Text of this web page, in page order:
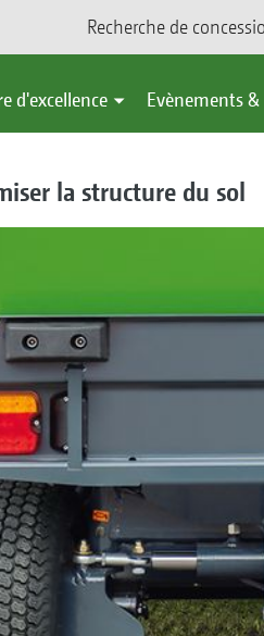
Recherche de
d'excellence Evènements
la structure du sol